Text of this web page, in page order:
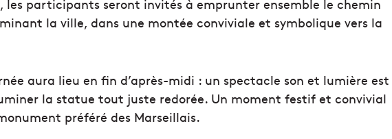
les participants seront invités à emprunter ensemble le chemin
la ville, dans une montée conviviale et symbolique vers la
aura lieu en fin d’après-midi : un spectacle son et lumière est
la statue tout juste redorée. Un moment festif et convivial
préféré des Marseillais.